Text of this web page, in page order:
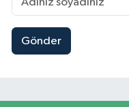
Gönder